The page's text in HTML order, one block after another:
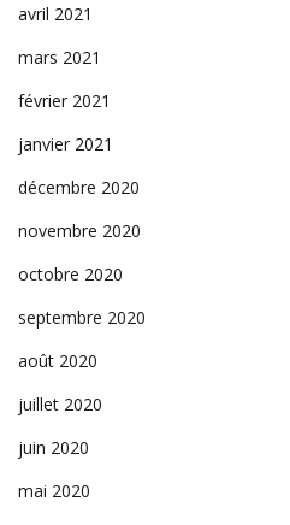
avril 2021
mars 2021
février 2021
janvier 2021
décembre 2020
novembre 2020
octobre 2020
septembre 2020
août 2020
juillet 2020
juin 2020
mai 2020